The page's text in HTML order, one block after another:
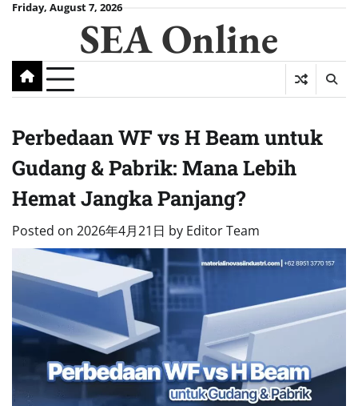
SkipFriday, August 7, 2026
SEA Online
Perbedaan WF vs H Beam untuk
Gudang & Pabrik: Mana Lebih
Hemat Jangka Panjang?
Posted on 2026年4月21日 by Editor Team